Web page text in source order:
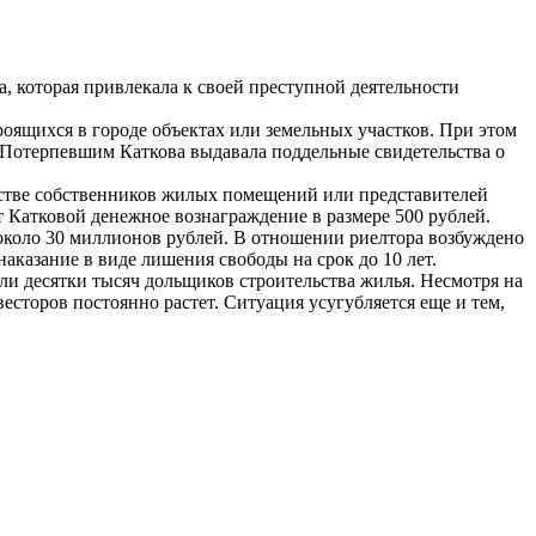
привлекала к своей преступной деятельности
в городе объектах или земельных участков. При этом
Каткова выдавала поддельные свидетельства о
собственников жилых помещений или представителей
денежное вознаграждение в размере 500 рублей.
30 миллионов рублей. В отношении риелтора возбуждено
в виде лишения свободы на срок до 10 лет.
десятки тысяч дольщиков строительства жилья. Несмотря на
постоянно растет. Ситуация усугубляется еще и тем,